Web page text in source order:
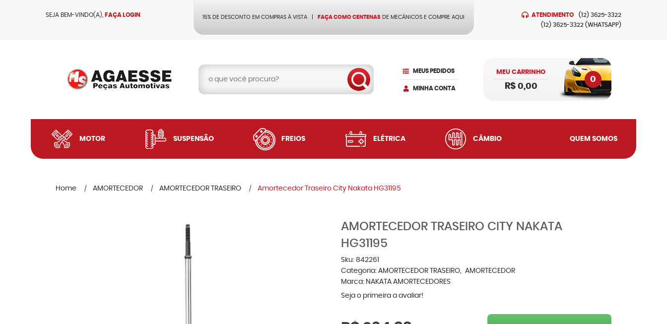
SEJA BEM-VINDO(A), FAÇA LOGIN 15% DE DESCONTO EM COMPRAS À VISTA FAÇA COMO CENTENAS DE MECÂNICOS E COMPRE AQUI ATENDIMENTO (12) 3625-3322
(12) 3625-3322 (WHATSAPP)
MEUS PEDIDOS
MINHA CONTA
MEU CARRINHO
0
R$ 0,00
MOTOR SUSPENSÃO FREIOS ELÉTRICA CÂMBIO QUEM SOMOS
Home AMORTECEDOR AMORTECEDOR TRASEIRO Amortecedor Traseiro City Nakata HG31195
AMORTECEDOR TRASEIRO CITY NAKATA
HG31195
Sku: 842261
Categoria: AMORTECEDOR TRASEIRO
AMORTECEDOR
Marca: NAKATA AMORTECEDORES
Seja o primeira a avaliar!